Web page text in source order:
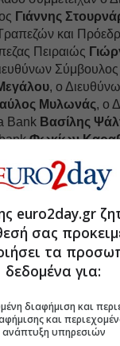
Γιάννης
και
Πειραιώς
, ο
Μυλωνάς, ο
Βank Βασίλης
Φωκίων
CREDIA -
της Ελληνικής
και η
.
μετοχές και
Πρωτοβουλια
euro2day.gr
σας
τα
δεδομένα για:
διαφήμιση και
και
ανάπτυξη υπηρεσιών